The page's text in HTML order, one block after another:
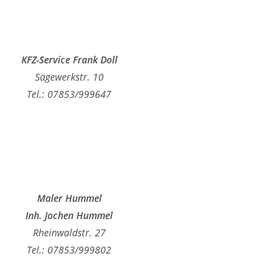
KFZ-Service Frank Doll
Sägewerkstr. 10
Tel.: 07853/999647
Maler Hummel
Inh. Jochen Hummel
Rheinwaldstr. 27
Tel.: 07853/999802